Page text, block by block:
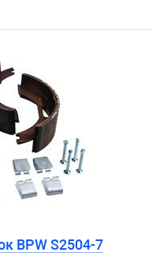
BPW S2504-7